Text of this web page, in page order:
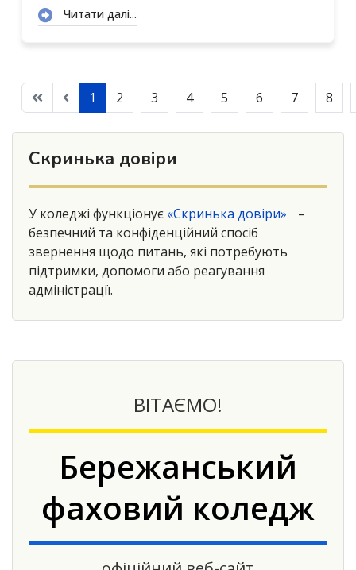
Читати далі...
1 2 3 4 5 6 7 8
Скринька довіри
У коледжі функціонує «Скринька довіри»
–
безпечний та конфіденційний спосіб
звернення щодо питань, які потребують
підтримки, допомоги або реагування
адміністрації.
ВІТАЄМО!
Бережанський
фаховий коледж